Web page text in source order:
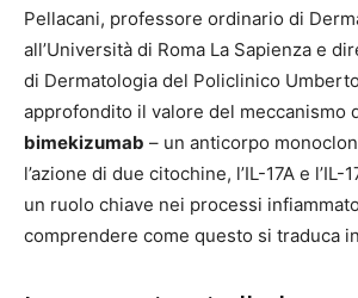
Pellacani, professore ordinario di
all’Università di Roma La Sapienza e
di Dermatologia del Policlinico
approfondito il valore del meccanismo
bimekizumab – un anticorpo
l’azione di due citochine, l’IL-17A e l’IL-
un ruolo chiave nei processi
comprendere come questo si traduca